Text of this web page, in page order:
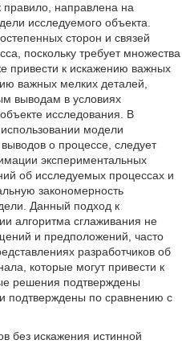
правило, направлена на
исследуемого объекта.
сторон и связей
поскольку требует множества
привести к искажению важных
важных мелких деталей,
выводам в условиях
исследования. В
модели
о процессе, следует
экспериментальных
об исследуемых процессах и
закономерность
Данный подход к
алгоритма сглаживания не
и предположений, часто
разработчиков об
которые могут привести к
решения подтверждены
подтверждены по сравнению с
без искажения истинной